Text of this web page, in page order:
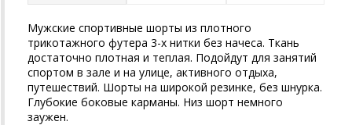
Мужские спортивные шорты из плотного
трикотажного футера 3-х нитки без начеса. Ткань
достаточно плотная и теплая. Подойдут для занятий
спортом в зале и на улице, активного отдыха,
путешествий. Шорты на широкой резинке, без шнурка.
Глубокие боковые карманы. Низ шорт немного
заужен.